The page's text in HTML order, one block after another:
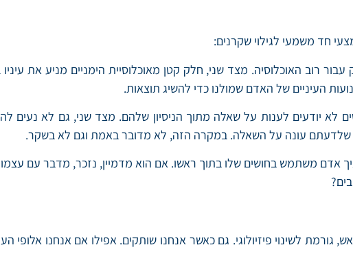
רוב האוכלוסיה. מצד שני, חלק קטן מאוכלוסיית הימניים מניע את
העיניים של האדם שמולנו כדי להשיג תוצאות.
לא יודעים לענות על שאלה מתוך הניסיון שלהם. מצד שני, גם לא נעים
שלדעתם עונה על השאלה. במקרה הזה, לא מדובר באמת וגם לא בשקר.
משתמש בחושים שלו בתוך ראשו. אם הוא מדמיין, נזכר, מדבר עם